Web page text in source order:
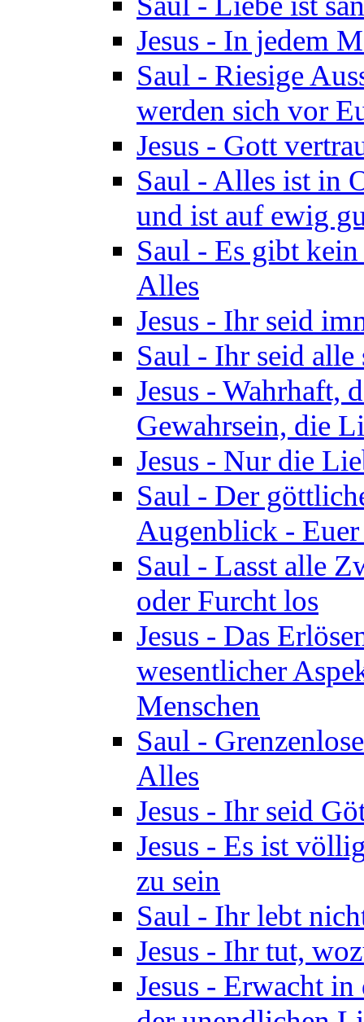
Jesus - In jedem
Saul - Riesige
werden sich vor
Jesus - Gott
Saul - Alles ist in
und ist auf ewig
Saul - Es gibt
Alles
Jesus - Ihr seid
Saul - Ihr seid alle
Jesus - Wahrhaft,
Gewahrsein, die
Jesus - Nur die
Saul - Der
Augenblick -
Saul - Lasst alle
oder Furcht los
Jesus - Das
wesentlicher
Menschen
Saul -
Alles
Jesus - Ihr seid
Jesus - Es ist
zu sein
Saul - Ihr lebt
Jesus - Ihr tut,
Jesus - Erwacht